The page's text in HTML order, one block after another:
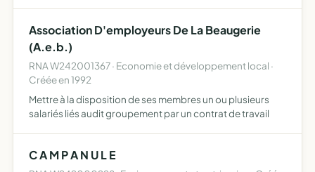
Association D'employeurs De La Beaugerie
(A.e.b.)
RNA W242001367 · Economie et développement local ·
Créée en 1992
Mettre à la disposition de ses membres un ou plusieurs
salariés liés audit groupement par un contrat de travail
C A M P A N U L E